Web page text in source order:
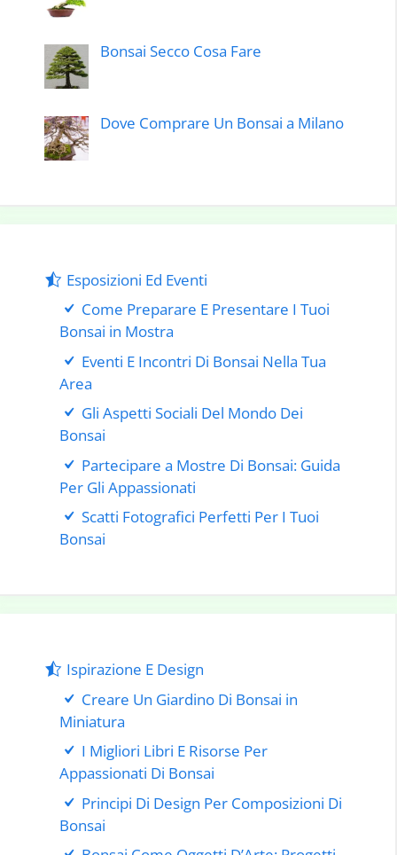
Bonsai Secco Cosa Fare
Dove Comprare Un Bonsai a Milano
Esposizioni Ed Eventi
Come Preparare E Presentare I Tuoi
Bonsai in Mostra
Eventi E Incontri Di Bonsai Nella Tua
Area
Gli Aspetti Sociali Del Mondo Dei
Bonsai
Partecipare a Mostre Di Bonsai: Guida
Per Gli Appassionati
Scatti Fotografici Perfetti Per I Tuoi
Bonsai
Ispirazione E Design
Creare Un Giardino Di Bonsai in
Miniatura
I Migliori Libri E Risorse Per
Appassionati Di Bonsai
Principi Di Design Per Composizioni Di
Bonsai